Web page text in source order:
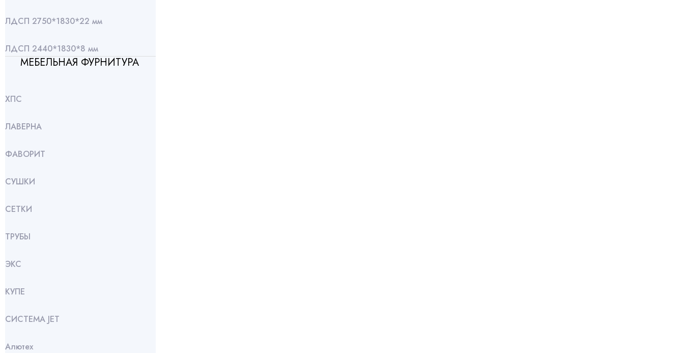
ЛДСП 2750*1830*22 мм
ЛДСП 2440*1830*8 мм
МЕБЕЛЬНАЯ ФУРНИТУРА
ХПС
ЛАВЕРНА
ФАВОРИТ
СУШКИ
СЕТКИ
ТРУБЫ
ЭКС
КУПЕ
СИСТЕМА JET
Алютех